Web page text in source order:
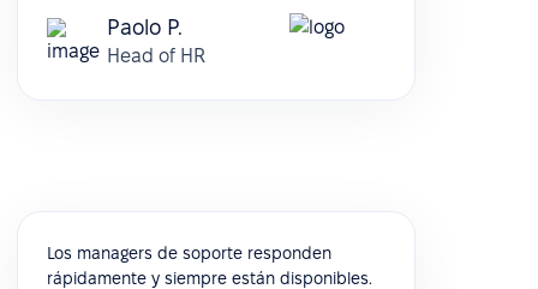
Paolo P.
Head of HR
Los managers de soporte responden
rápidamente y siempre están disponibles.